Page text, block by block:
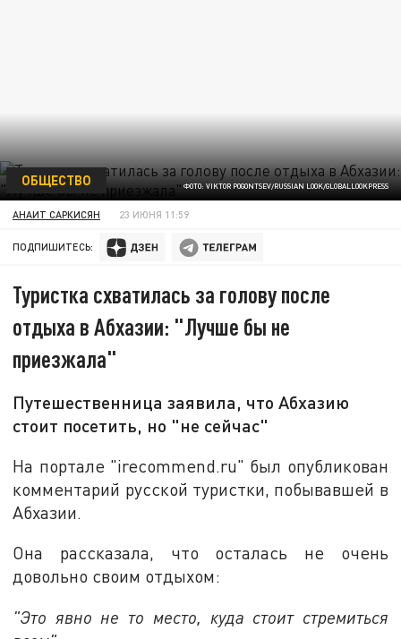
ФОТО: VIKTOR POGONTSEV/RUSSIAN LOOK/GLOBALLOOKPRESS
ОБЩЕСТВО
АНАИТ САРКИСЯН 23 ИЮНЯ 11:59
ПОДПИШИТЕСЬ:
Туристка схватилась за голову после
отдыха в Абхазии: "Лучше бы не
приезжала"
Путешественница заявила, что Абхазию
стоит посетить, но "не сейчас"
На портале "irecommend.ru" был опубликован
комментарий русской туристки, побывавшей в
Абхазии.
Она рассказала, что осталась не очень
довольно своим отдыхом:
"Это явно не то место, куда стоит стремиться